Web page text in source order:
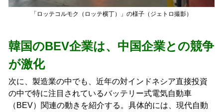
「ロッテコルモク（ロッテ横丁）」の様子（ジェトロ撮影）
韓国のBEV企業は、中国企業との競争
が激化
次に、製造業の中でも、近年の対インドネシア直接投資
の中で特に注目されているバッテリー式電気自動車
（BEV）関連の動きを紹介する。具体的には、現代自動